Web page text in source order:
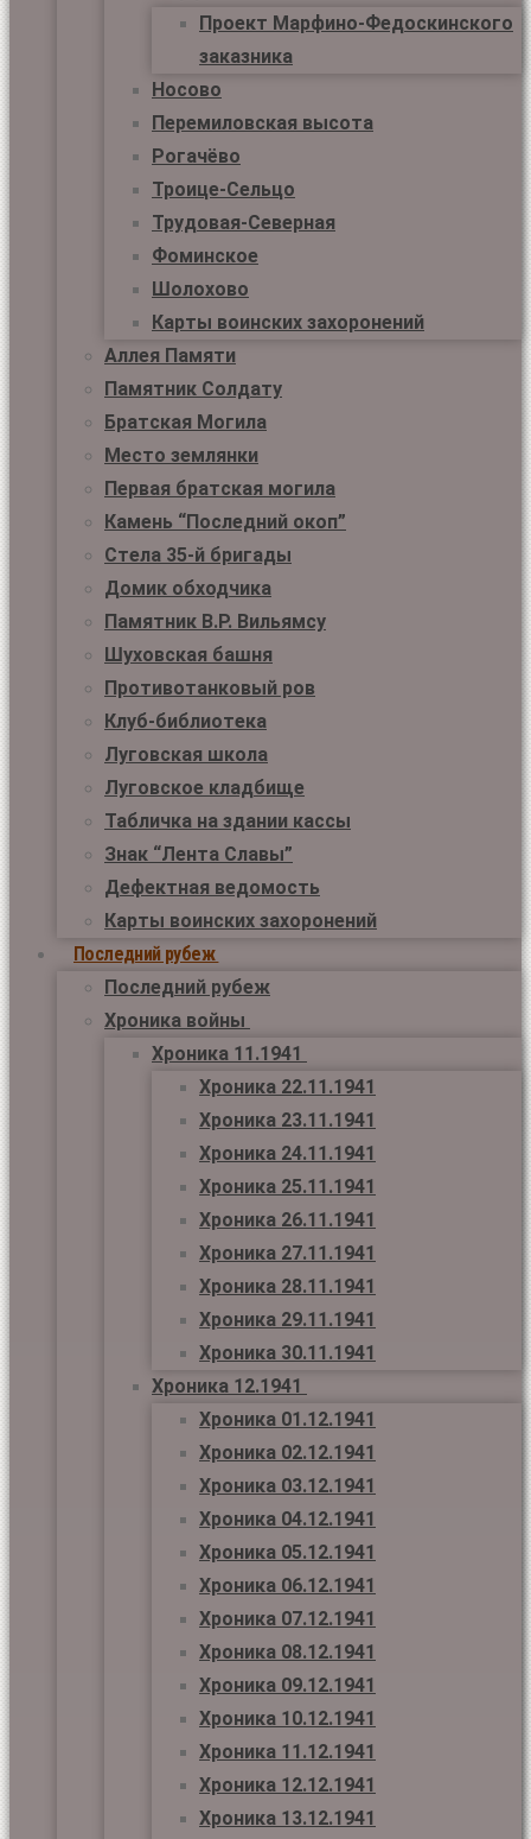
Проект Марфино-Федоскинского
заказника
Носово
Перемиловская высота
Рогачёво
Троице-Сельцо
Трудовая-Северная
Фоминское
Шолохово
Карты воинских захоронений
Аллея Памяти
Памятник Солдату
Братская Могила
Место землянки
Первая братская могила
Камень “Последний окоп”
Стела 35-й бригады
Домик обходчика
Памятник В.Р. Вильямсу
Шуховская башня
Противотанковый ров
Клуб-библиотека
Луговская школа
Луговское кладбище
Табличка на здании кассы
Знак “Лента Славы”
Дефектная ведомость
Карты воинских захоронений
Последний рубеж
Последний рубеж
Хроника войны
Хроника 11.1941
Хроника 22.11.1941
Хроника 23.11.1941
Хроника 24.11.1941
Хроника 25.11.1941
Хроника 26.11.1941
Хроника 27.11.1941
Хроника 28.11.1941
Хроника 29.11.1941
Хроника 30.11.1941
Хроника 12.1941
Хроника 01.12.1941
Хроника 02.12.1941
Хроника 03.12.1941
Хроника 04.12.1941
Хроника 05.12.1941
Хроника 06.12.1941
Хроника 07.12.1941
Хроника 08.12.1941
Хроника 09.12.1941
Хроника 10.12.1941
Хроника 11.12.1941
Хроника 12.12.1941
Хроника 13.12.1941